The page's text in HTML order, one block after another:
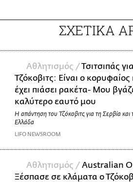
ΣΧΕΤΙΚΑ
Αθλητισμός /Τσιτσιπάς για
Τζόκοβιτς: Είναι ο κορυφαίος
έχει πιάσει ρακέτα- Μου
καλύτερο εαυτό μου
Η απάντηση του Τζόκοβιτς για τη Σερβία και
Ελλάδα
LIFO NEWSROOM
Αθλητισμός /Australian
Ξέσπασε σε κλάματα ο